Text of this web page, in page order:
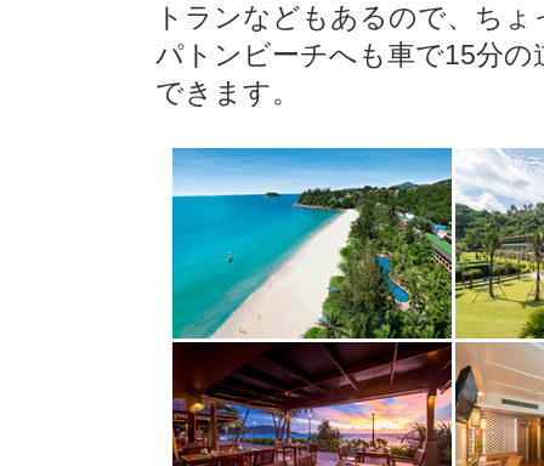
トランなどもあるので、ち
パトンビーチへも車で15分
できます。